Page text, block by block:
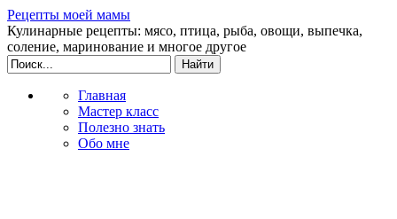
Рецепты моей мамы
Кулинарные рецепты: мясо, птица, рыба, овощи, выпечка,
соление, маринование и многое другое
Главная
Мастер класс
Полезно знать
Обо мне